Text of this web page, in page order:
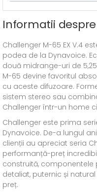
Informatii
Challenger M-65 EX V.4
podea de la Dynavoice.
două midrange-uri de
M-65 devine favoritul
cu aceste difuzoare.
sistem stereo sau
Challenger într-un home
Challenger este prima
Dynavoice. De-a lungul
clienții au apreciat seria
performanță-preț
construită, componentele
detaliat, puternic și
preț.